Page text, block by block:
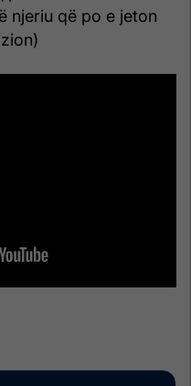
njeriu që po e jeton